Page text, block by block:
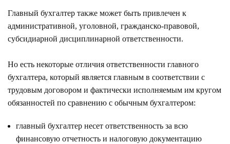
Главный бухгалтер также может быть привлечен к
административной, уголовной, гражданско-правовой,
субсидиарной дисциплинарной ответственности.
Но есть некоторые отличия ответственности главного
бухгалтера, который является главным в соответствии с
трудовым договором и фактически исполняемым им кругом
обязанностей по сравнению с обычным бухгалтером:
главный бухгалтер несет ответственность за всю
финансовую отчетность и налоговую документацию